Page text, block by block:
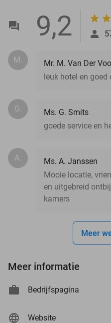
9,2
M.
Mr. M. Van Der
leuk hotel en goed
G.
Ms. G. Smits
goede service en
A.
Ms. A. Janssen
Mooie locatie,
en uitgebreid
kamers
Meer
Meer informatie
Bedrijfspagina
Website